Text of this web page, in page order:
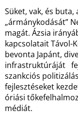
Süket, vak, és
„ármánykodását”
magát. Ázsia
kapcsolatait Távol-
bevonta Japánt,
infrastruktúráját
szankciós
fejlesztéseket
óriási
médiát.